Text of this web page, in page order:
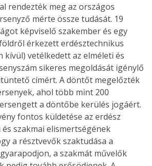
rendezték meg az országos
mérte össze tudását. 19
képviselő szakember és egy
érkezett erdésztechnikus
kívül) vetélkedett az elméleti és
sikeres megoldását igénylő
címért. A döntőt megelőzték
ahol több mint 200
a döntőbe kerülés jogáért.
fontos küldetése az erdész
szakmai elismertségének
a résztvevők szaktudása a
a szakmát művelők